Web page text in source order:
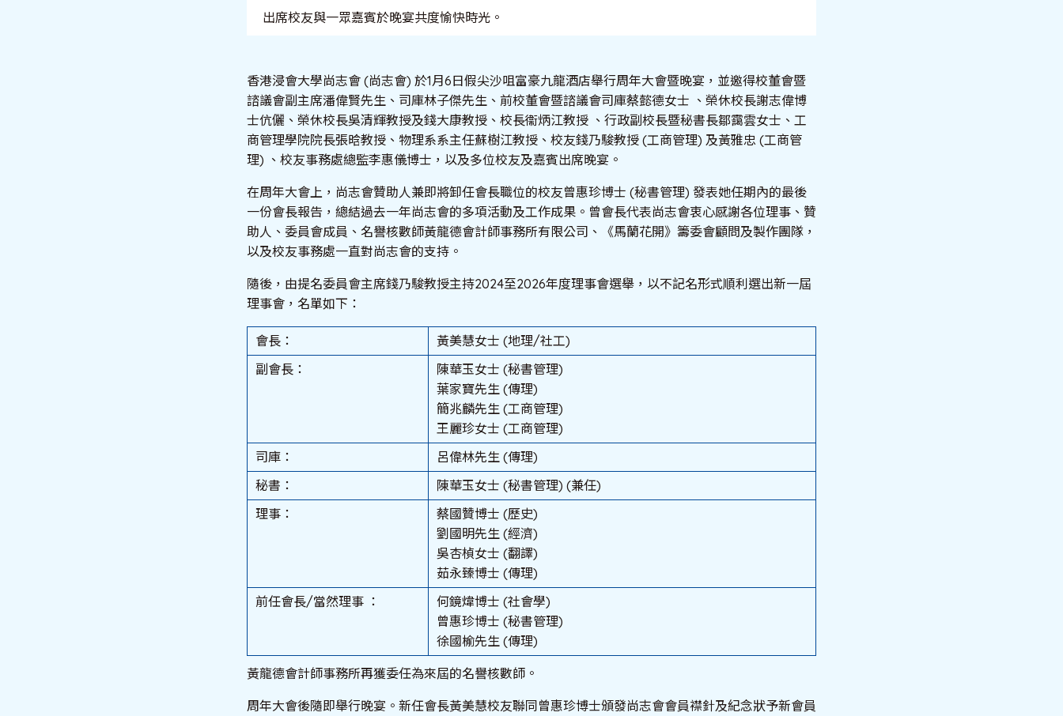
出席校友與一眾嘉賓於晚宴共度愉快時光。
香港浸會大學尚志會 (尚志會) 於1月6日假尖沙咀富豪九龍酒店舉行周年大會暨晚宴，並邀得校董會暨
諮議會副主席潘偉賢先生、司庫林子傑先生、前校董會暨諮議會司庫蔡懿德女士 、榮休校長謝志偉博
士伉儷、榮休校長吳清輝教授及錢大康教授、校長衞炳江教授 、行政副校長暨秘書長鄒靄雲女士、工
商管理學院院長張晗教授、物理系系主任蘇樹江教授、校友錢乃駿教授 (工商管理) 及黃雅忠 (工商管
理) 、校友事務處總監李惠儀博士，以及多位校友及嘉賓出席晚宴。
在周年大會上，尚志會贊助人兼即將卸任會長職位的校友曾惠珍博士 (秘書管理) 發表她任期內的最後
一份會長報告，總結過去一年尚志會的多項活動及工作成果。曾會長代表尚志會衷心感謝各位理事、贊
助人、委員會成員、名譽核數師黃龍德會計師事務所有限公司、《馬蘭花開》籌委會顧問及製作團隊，
以及校友事務處一直對尚志會的支持。
隨後，由提名委員會主席錢乃駿教授主持2024至2026年度理事會選舉，以不記名形式順利選出新一屆
理事會，名單如下：
會長：
黃美慧女士 (地理/社工)
副會長：
陳華玉女士 (秘書管理)
葉家寶先生 (傳理)
簡兆麟先生 (工商管理)
王麗珍女士 (工商管理)
司庫：
呂偉林先生 (傳理)
秘書：
陳華玉女士 (秘書管理) (兼任)
理事：
蔡國贊博士 (歷史)
劉國明先生 (經濟)
吳杏楨女士 (翻譯)
茹永臻博士 (傳理)
前任會長/當然理事 ：
何鏡煒博士 (社會學)
曾惠珍博士 (秘書管理)
徐國榆先生 (傳理)
黃龍德會計師事務所再獲委任為來屆的名譽核數師。
周年大會後隨即舉行晚宴。新任會長黃美慧校友聯同曾惠珍博士頒發尚志會會員襟針及紀念狀予新會員